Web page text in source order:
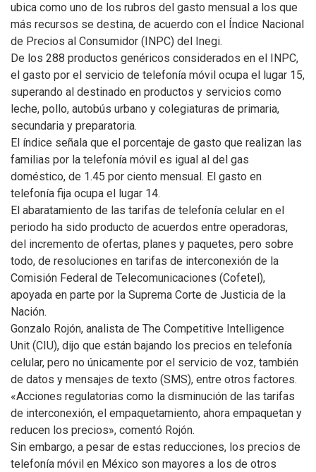
ubica como uno de los rubros del gasto mensual a los que
más recursos se destina, de acuerdo con el Índice Nacional
de Precios al Consumidor (INPC) del Inegi.
De los 288 productos genéricos considerados en el INPC,
el gasto por el servicio de telefonía móvil ocupa el lugar 15,
superando al destinado en productos y servicios como
leche, pollo, autobús urbano y colegiaturas de primaria,
secundaria y preparatoria.
El índice señala que el porcentaje de gasto que realizan las
familias por la telefonía móvil es igual al del gas
doméstico, de 1.45 por ciento mensual. El gasto en
telefonía fija ocupa el lugar 14.
El abaratamiento de las tarifas de telefonía celular en el
periodo ha sido producto de acuerdos entre operadoras,
del incremento de ofertas, planes y paquetes, pero sobre
todo, de resoluciones en tarifas de interconexión de la
Comisión Federal de Telecomunicaciones (Cofetel),
apoyada en parte por la Suprema Corte de Justicia de la
Nación.
Gonzalo Rojón, analista de The Competitive Intelligence
Unit (CIU), dijo que están bajando los precios en telefonía
celular, pero no únicamente por el servicio de voz, también
de datos y mensajes de texto (SMS), entre otros factores.
«Acciones regulatorias como la disminución de las tarifas
de interconexión, el empaquetamiento, ahora empaquetan y
reducen los precios», comentó Rojón.
Sin embargo, a pesar de estas reducciones, los precios de
telefonía móvil en México son mayores a los de otros